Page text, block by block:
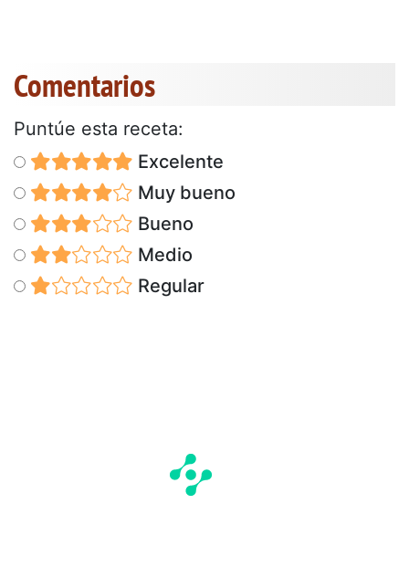
Comentarios
Puntúe esta receta:
Excelente
Muy bueno
Bueno
Medio
Regular